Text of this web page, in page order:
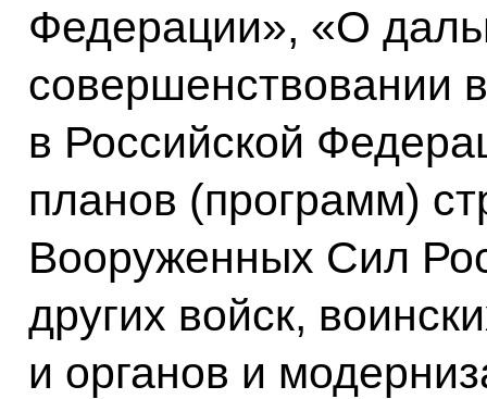
Федерации», «О
совершенствовании
в Российской
планов (программ)
Вооруженных Сил
других войск,
и органов и